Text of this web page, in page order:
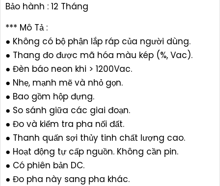
Bảo hành : 12 Tháng
*** Mô Tả :
● Không có bộ phận lắp ráp của người dùng.
● Thang đo được mã hóa màu kép (%, Vac).
● Đèn báo neon khi > 1200Vac.
● Nhẹ, mạnh mẽ và nhỏ gọn.
● Bao gồm hộp đựng.
● So sánh giữa các giai đoạn.
● Đo và kiểm tra pha nối đất.
● Thanh quấn sợi thủy tinh chất lượng cao.
● Hoạt động tự cấp nguồn. Không cần pin.
● Có phiên bản DC.
● Đo pha này sang pha khác.